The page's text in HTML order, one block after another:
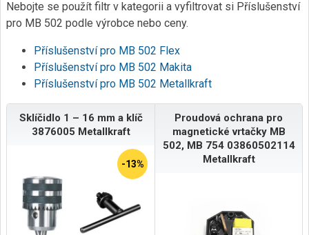
Nebojte se použít filtr v kategorii a vyfiltrovat si Příslušenství
pro MB 502 podle výrobce nebo ceny.
Příslušenství pro MB 502 Flex
Příslušenství pro MB 502 Makita
Příslušenství pro MB 502 Metallkraft
Sklíčidlo 1 – 16 mm a klíč
3876005 Metallkraft
-13%
Proudová ochrana pro
magnetické vrtačky MB
502, MB 754 03860502114
Metallkraft